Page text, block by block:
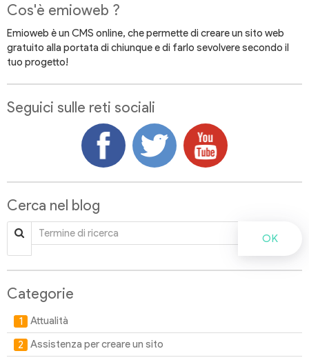
Cos'è emioweb ?
Emioweb è un CMS online, che permette di creare un sito web
gratuito alla portata di chiunque e di farlo sevolvere secondo il
tuo progetto!
Seguici sulle reti sociali
Cerca nel blog
OK
Categorie
Attualità
Assistenza per creare un sito